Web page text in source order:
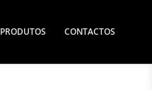
PRODUTOS CONTACTOS